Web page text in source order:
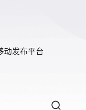
动发布平台